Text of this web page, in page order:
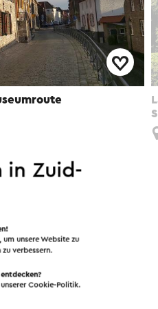
Trinken
in Zuid-
unsere Website zu
verbessern.
Cookie-Politik.